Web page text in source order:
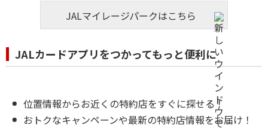
JALマイレージパークはこちら
JALカードアプリをつかってもっと便利に
位置情報からお近くの特約店をすぐに探せる！
おトクなキャンペーンや最新の特約店情報をお届け！